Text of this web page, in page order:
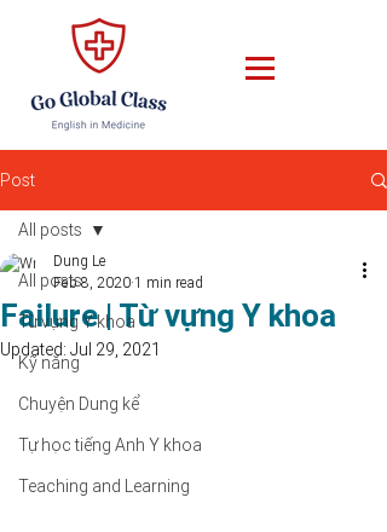
Post
All posts
Từ vựng Y khoa
Kỹ năng
Chuyện Dung kể
Tự học tiếng Anh Y khoa
Teaching and Learning
All posts
Failure | Từ vựng Y khoa
Dung Le
Feb 8, 2020 1 min read
Updated: Jul 29, 2021